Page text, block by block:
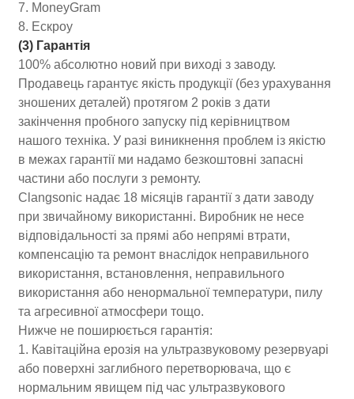
7. MoneyGram
8. Ескроу
(3) Гарантія
100% абсолютно новий при виході з заводу.
Продавець гарантує якість продукції (без урахування
зношених деталей) протягом 2 років з дати
закінчення пробного запуску під керівництвом
нашого техніка. У разі виникнення проблем із якістю
в межах гарантії ми надамо безкоштовні запасні
частини або послуги з ремонту.
Clangsonic надає 18 місяців гарантії з дати заводу
при звичайному використанні. Виробник не несе
відповідальності за прямі або непрямі втрати,
компенсацію та ремонт внаслідок неправильного
використання, встановлення, неправильного
використання або ненормальної температури, пилу
та агресивної атмосфери тощо.
Нижче не поширюється гарантія:
1. Кавітаційна ерозія на ультразвуковому резервуарі
або поверхні заглибного перетворювача, що є
нормальним явищем під час ультразвукового